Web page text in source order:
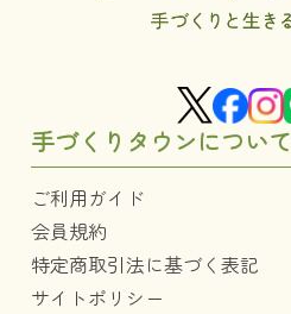
手づくりタウンについて
ご利用ガイド
会員規約
特定商取引法に基づく表記
サイトポリシー